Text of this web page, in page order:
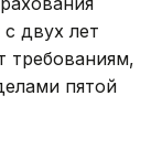
двух лет
требованиям,
пятой